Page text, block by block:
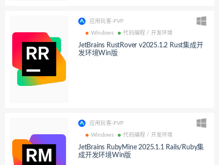
应用玩客-PVP
Windows 代码编程 / 开发环境
JetBrains RustRover v2025.1.2 Rust集成开
发环境Win版
应用玩客-PVP
Windows 代码编程 / 开发环境
JetBrains RubyMine 2025.1.1 Rails/Ruby集
成开发环境Win版